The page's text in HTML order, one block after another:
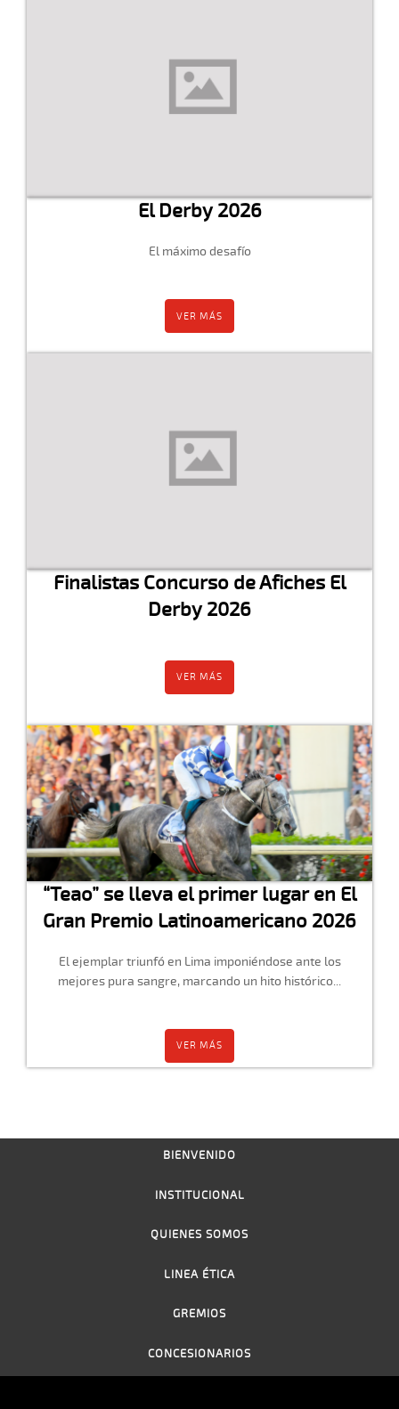
El Derby 2026
El máximo desafío
VER MÁS
Finalistas Concurso de Afiches El
Derby 2026
VER MÁS
“Teao” se lleva el primer lugar en El
Gran Premio Latinoamericano 2026
El ejemplar triunfó en Lima imponiéndose ante los
mejores pura sangre, marcando un hito histórico...
VER MÁS
BIENVENIDO
INSTITUCIONAL
QUIENES SOMOS
LINEA ÉTICA
GREMIOS
CONCESIONARIOS